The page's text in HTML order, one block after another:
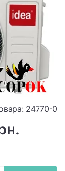
24770-0